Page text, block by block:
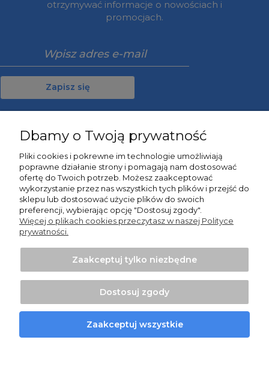
otrzymywać informacje o nowościach i
promocjach.
Zapisz się
Informacje
O nas
Projekt i wykonanie:Ecommercy.pl
Pokaż pełną wersję strony
Sklep internetowy Shoper Premium
Dbamy o Twoją prywatność
Pliki cookies i pokrewne im technologie umożliwiają
poprawne działanie strony i pomagają nam dostosować
ofertę do Twoich potrzeb. Możesz zaakceptować
wykorzystanie przez nas wszystkich tych plików i przejść do
sklepu lub dostosować użycie plików do swoich
preferencji, wybierając opcję "Dostosuj zgody".
Więcej o plikach cookies przeczytasz w naszej Polityce
prywatności.
Zaakceptuj tylko niezbędne
Dostosuj zgody
Zaakceptuj wszystkie